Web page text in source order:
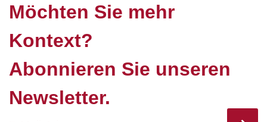
Möchten Sie mehr
Kontext?
Abonnieren Sie unseren
Newsletter.